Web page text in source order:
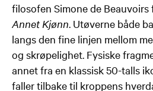
filosofen Simone de
Annet Kjønn. Utøverne både
langs den fine linjen mellom
og skrøpelighet. Fysiske
annet fra en klassisk 50-talls
faller tilbake til kroppens